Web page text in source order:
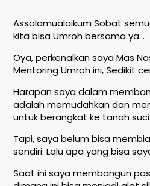
Assalamualaikum Sobat
kita bisa Umroh bersama ya…
Oya, perkenalkan saya Mas
Mentoring Umroh ini, Sedikit
Harapan saya dalam
adalah memudahkan dan
untuk berangkat ke tanah suci.
Tapi, saya belum bisa
sendiri. Lalu apa yang bisa
Saat ini saya membangun